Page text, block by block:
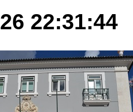
22:31:44